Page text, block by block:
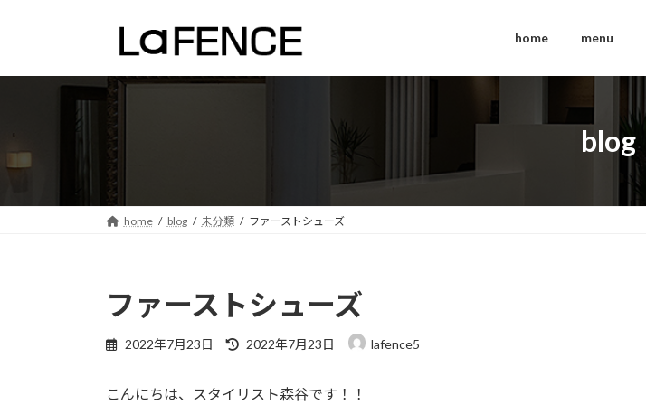
ン
ス
プ
ー
ン
動
home menu
blog
home blog 未分類 ファーストシューズ
ファーストシューズ
2022年7月23日
最
新
2022年7月23日 lafence5
こんにちは、スタイリスト森谷です！！